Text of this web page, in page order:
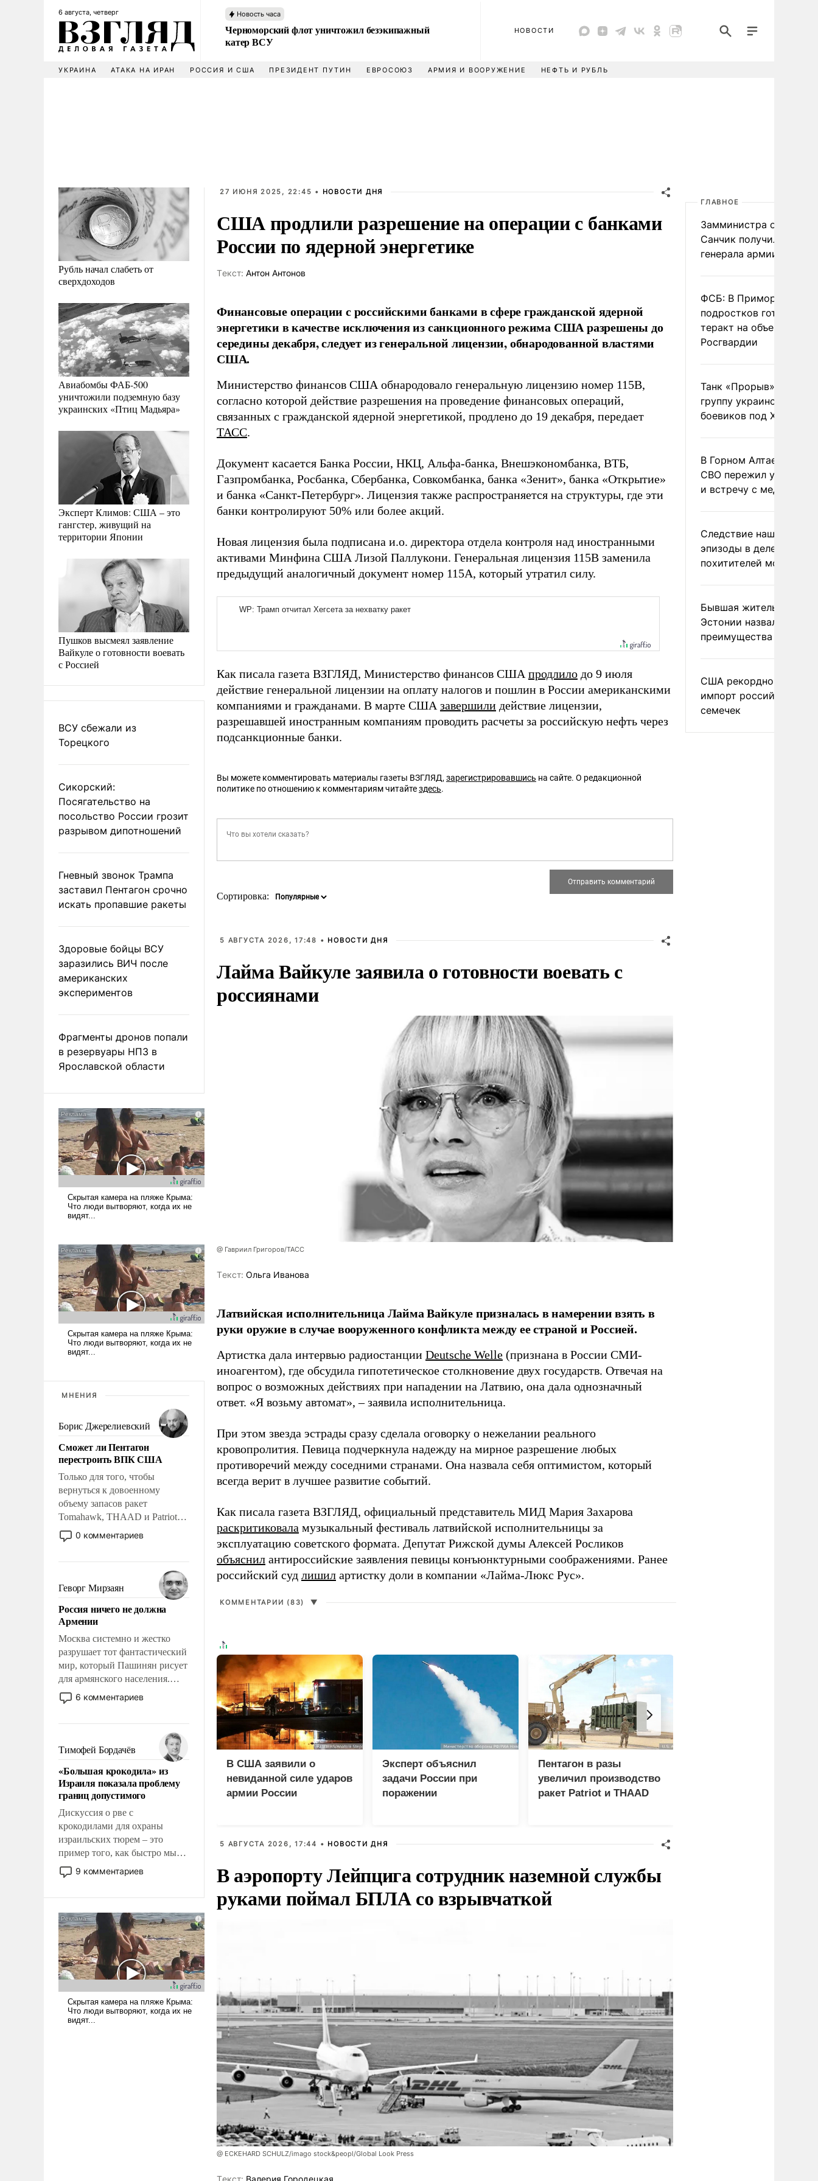
6 августа, четверг Новость часа
Черноморский флот уничтожил безэкипажный
катер ВСУ
НОВОСТИ
УКРАИНА АТАКА НА ИРАН РОССИЯ И США ПРЕЗИДЕНТ ПУТИН ЕВРОСОЮЗ АРМИЯ И ВООРУЖЕНИЕ НЕФТЬ И РУБЛЬ
Рубль начал слабеть от
сверхдоходов
Авиабомбы ФАБ-500
уничтожили подземную базу
украинских «Птиц Мадьяра»
Эксперт Климов: США – это
гангстер, живущий на
территории Японии
Пушков высмеял заявление
Вайкуле о готовности воевать
с Россией
ВСУ сбежали из
Торецкого
Сикорский:
Посягательство на
посольство России грозит
разрывом дипотношений
Гневный звонок Трампа
заставил Пентагон срочно
искать пропавшие ракеты
Здоровые бойцы ВСУ
заразились ВИЧ после
американских
экспериментов
Фрагменты дронов попали
в резервуары НПЗ в
Ярославской области
МНЕНИЯ
Борис Джерелиевский
Сможет ли Пентагон
перестроить ВПК США
Только для того, чтобы
вернуться к довоенному
объему запасов ракет
Tomahawk, THAAD и Patriot
США потребуется более трех
лет. Даже небольшая война с
Сложившаяся ситуация
означает многолетний период
уязвимости США, например,
перед Китаем.
0 комментариев
Геворг Мирзаян
Россия ничего не должна
Армении
Москва системно и жестко
разрушает тот фантастический
мир, который Пашинян рисует
для армянского населения.
Мир, где этому населению все
должны просто по
политические прожекты будут
беспрекословно оплачиваться
за счет российских
налогоплательщиков и где за
свои поступки не нужно
отвечать.
6 комментариев
Тимофей Бордачёв
«Большая крокодила» из
Израиля показала проблему
границ допустимого
Дискуссия о рве с
крокодилами для охраны
израильских тюрем – это
пример того, как быстро мы
двигаемся по пути
революционных изменений.
псевдонаучной фантастики,
стало всерьез обсуждаемой
идеей.
9 комментариев
27 ИЮНЯ 2025, 22:45 • НОВОСТИ ДНЯ
США продлили разрешение на операции с банками
России по ядерной энергетике
Tекст: Антон Антонов
Финансовые операции с российскими банками в сфере гражданской ядерной
энергетики в качестве исключения из санкционного режима США разрешены до
середины декабря, следует из генеральной лицензии, обнародованной властями
США.
Министерство финансов США обнародовало генеральную лицензию номер 115B,
согласно которой действие разрешения на проведение финансовых операций,
связанных с гражданской ядерной энергетикой, продлено до 19 декабря, передает
ТАСС.
Документ касается Банка России, НКЦ, Альфа-банка, Внешэкономбанка, ВТБ,
Газпромбанка, Росбанка, Сбербанка, Совкомбанка, банка «Зенит», банка «Открытие»
и банка «Санкт-Петербург». Лицензия также распространяется на структуры, где эти
банки контролируют 50% или более акций.
Новая лицензия была подписана и.о. директора отдела контроля над иностранными
активами Минфина США Лизой Паллукони. Генеральная лицензия 115B заменила
предыдущий аналогичный документ номер 115A, который утратил силу.
Как писала газета ВЗГЛЯД, Министерство финансов США продлило до 9 июля
действие генеральной лицензии на оплату налогов и пошлин в России американскими
компаниями и гражданами. В марте США завершили действие лицензии,
разрешавшей иностранным компаниям проводить расчеты за российскую нефть через
подсанкционные банки.
Вы можете комментировать материалы газеты ВЗГЛЯД, зарегистрировавшись на сайте. О редакционной
политике по отношению к комментариям читайтездесь.
Сортировка:
5 АВГУСТА 2026, 17:48 • НОВОСТИ ДНЯ
Лайма Вайкуле заявила о готовности воевать с
россиянами
@ Гавриил Григоров/ТАСС
Tекст: Ольга Иванова
Латвийская исполнительница Лайма Вайкуле призналась в намерении взять в
руки оружие в случае вооруженного конфликта между ее страной и Россией.
Артистка дала интервью радиостанции Deutsche Welle (признана в России СМИ-
иноагентом), где обсудила гипотетическое столкновение двух государств. Отвечая на
вопрос о возможных действиях при нападении на Латвию, она дала однозначный
ответ. «Я возьму автомат», – заявила исполнительница.
При этом звезда эстрады сразу сделала оговорку о нежелании реального
кровопролития. Певица подчеркнула надежду на мирное разрешение любых
противоречий между соседними странами. Она назвала себя оптимистом, который
всегда верит в лучшее развитие событий.
Как писала газета ВЗГЛЯД, официальный представитель МИД Мария Захарова
раскритиковала музыкальный фестиваль латвийской исполнительницы за
эксплуатацию советского формата. Депутат Рижской думы Алексей Росликов
объяснил антироссийские заявления певицы конъюнктурными соображениями. Ранее
российский суд лишил артистку доли в компании «Лайма-Люкс Рус».
КОММЕНТАРИИ (83) ▼
В США заявили о
невиданной силе ударов
армии России
Эксперт объяснил
задачи России при
поражении
Пентагон в разы
увеличил производство
ракет Patriot и THAAD
5 АВГУСТА 2026, 17:44 • НОВОСТИ ДНЯ
В аэропорту Лейпцига сотрудник наземной службы
руками поймал БПЛА со взрывчаткой
@ ECKEHARD SCHULZ/imago stock&peopl/Global Look Press
Tекст: Валерия Городецкая
ГЛАВНОЕ
Замминистра обороны
Санчик получил звание
генерала армии
ФСБ: В Приморье трое
подростков готовили
теракт на объекте
Росгвардии
Танк «Прорыв»
группу украинских
боевиков под
В Горном Алтае
СВО пережил удар
и встречу с медведем
Следствие нашло
эпизоды в деле
похитителей москвичек
Бывшая жительница
Эстонии назвала
преимущества России
США рекордно
импорт российских
семечек